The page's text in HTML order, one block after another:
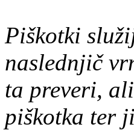
Piškotki
naslednjič
ta preveri,
piškotka ter